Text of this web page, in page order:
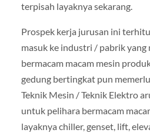
terpisah layaknya sekarang.
Prospek kerja jurusan ini
masuk ke industri / pabrik yang
bermacam macam mesin
gedung bertingkat pun
Teknik Mesin / Teknik Elektro
untuk pelihara bermacam
layaknya chiller, genset, lift,